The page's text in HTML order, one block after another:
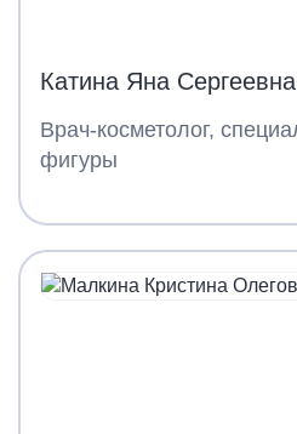
Катина Яна Сергеевна
Врач-косметолог,
фигуры